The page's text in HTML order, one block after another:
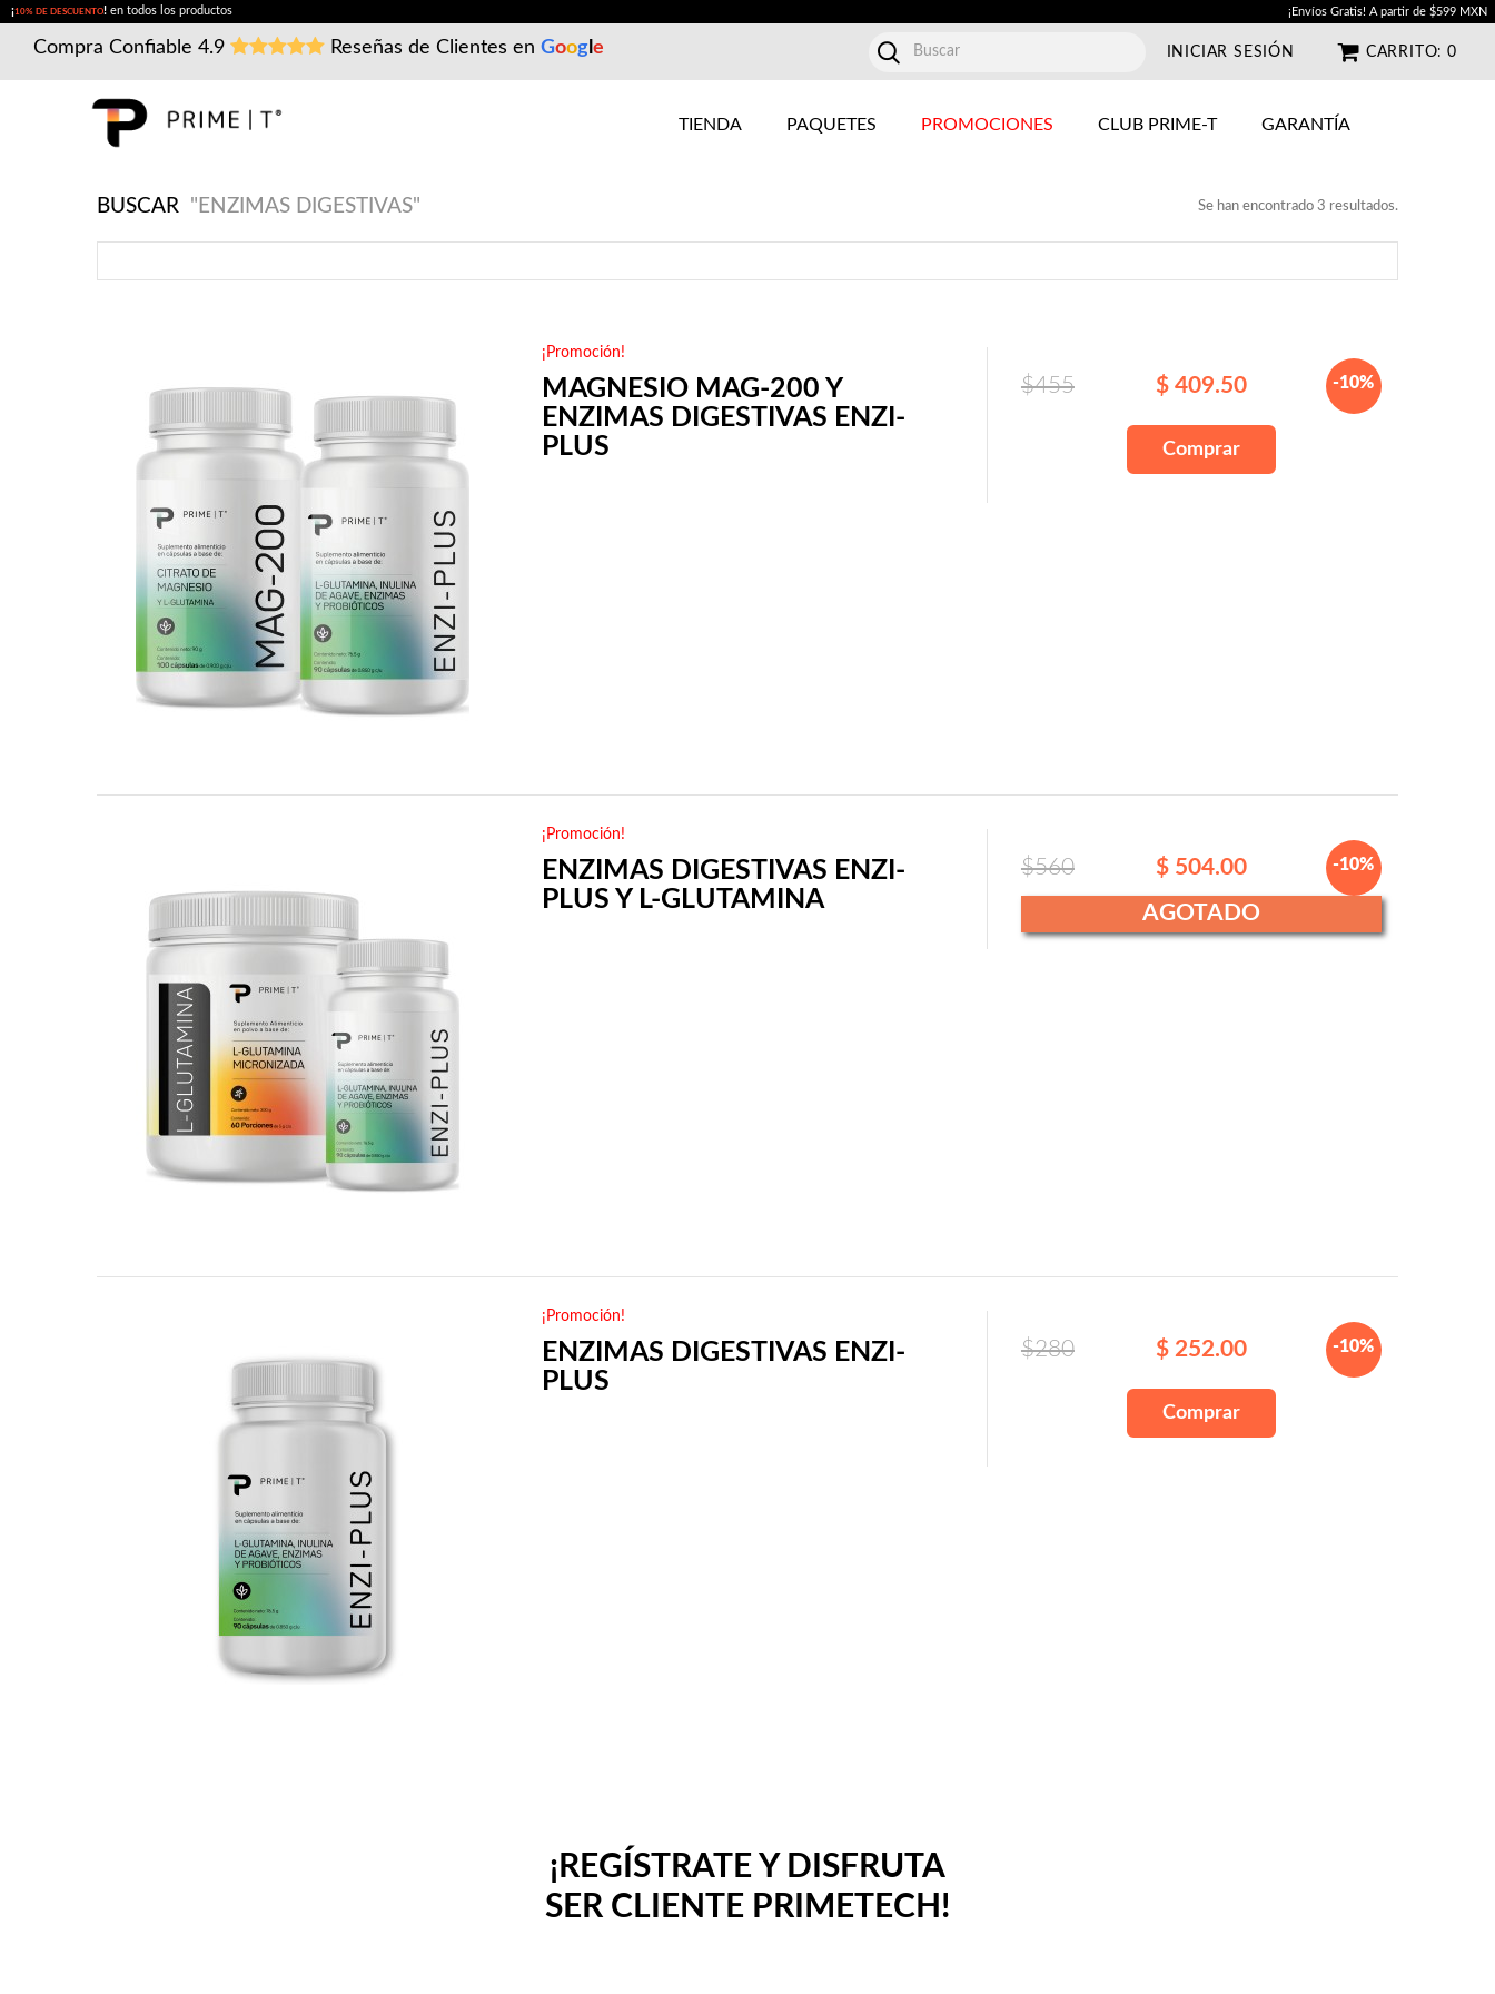
¡10% DE DESCUENTO!en todos los productos ¡Envíos Gratis! A partir de $599 MXN
Compra Confiable 4.9 Reseñas de Clientes en Goog e CARRITO: 0
INICIAR SESIÓN
TIENDA PAQUETES PROMOCIONES CLUB PRIME-T GARANTÍA
BUSCAR "ENZIMAS DIGESTIVAS" Se han encontrado 3 resultados.
¡Promoción!
MAGNESIO MAG-200 Y
ENZIMAS DIGESTIVAS ENZI-
PLUS
$455 $ 409.50 -10%
Comprar
¡Promoción!
ENZIMAS DIGESTIVAS ENZI-
PLUS Y L-GLUTAMINA
$560 $ 504.00 -10%
AGOTADO
¡Promoción!
ENZIMAS DIGESTIVAS ENZI-
PLUS
$280 $ 252.00 -10%
Comprar
¡REGÍSTRATE Y DISFRUTA
SER CLIENTE PRIMETECH!